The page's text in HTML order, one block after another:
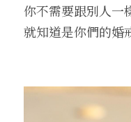
你不需要跟別人一
就知道是你們的婚